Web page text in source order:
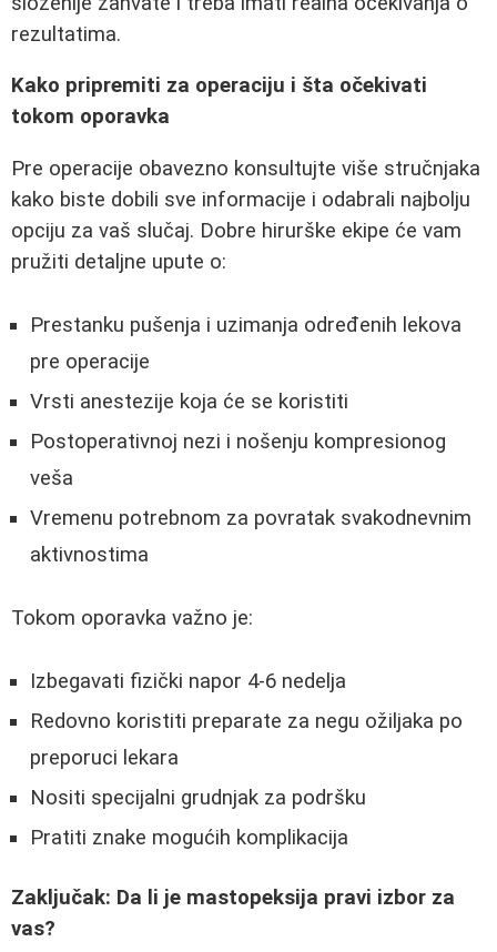
rezultatima.
Kako pripremiti za operaciju i šta očekivati
tokom oporavka
Pre operacije obavezno konsultujte više stručnjaka
kako biste dobili sve informacije i odabrali najbolju
opciju za vaš slučaj. Dobre hirurške ekipe će vam
pružiti detaljne upute o:
Prestanku pušenja i uzimanja određenih lekova
pre operacije
Vrsti anestezije koja će se koristiti
Postoperativnoj nezi i nošenju kompresionog
veša
Vremenu potrebnom za povratak svakodnevnim
aktivnostima
Tokom oporavka važno je:
Izbegavati fizički napor 4-6 nedelja
Redovno koristiti preparate za negu ožiljaka po
preporuci lekara
Nositi specijalni grudnjak za podršku
Pratiti znake mogućih komplikacija
Zaključak: Da li je mastopeksija pravi izbor za
vas?